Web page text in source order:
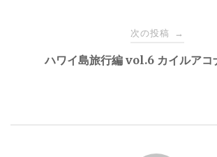
次の投稿 →
ハワイ島旅行編 vol.6 カイルアコ